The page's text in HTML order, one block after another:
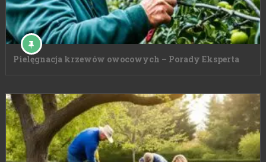
Pielęgnacja krzewów owocowych – Porady Eksperta